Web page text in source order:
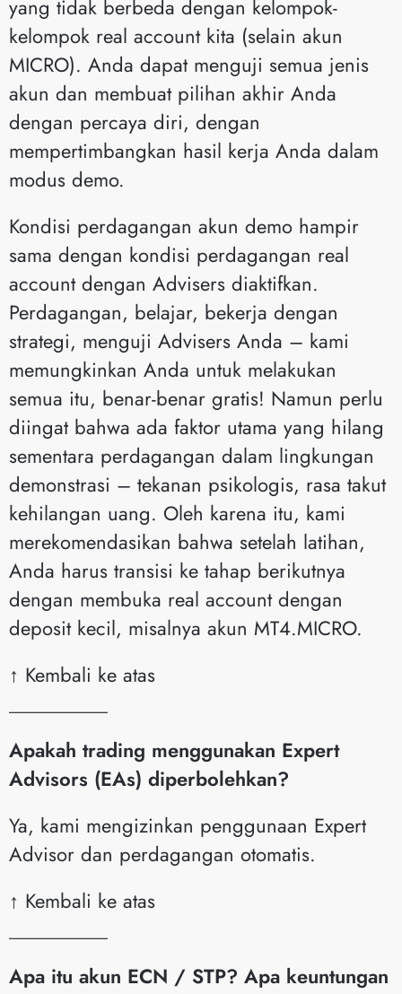
yang tidak berbeda dengan kelompok-
kelompok real account kita (selain akun
MICRO). Anda dapat menguji semua jenis
akun dan membuat pilihan akhir Anda
dengan percaya diri, dengan
mempertimbangkan hasil kerja Anda dalam
modus demo.
Kondisi perdagangan akun demo hampir
sama dengan kondisi perdagangan real
account dengan Advisers diaktifkan.
Perdagangan, belajar, bekerja dengan
strategi, menguji Advisers Anda – kami
memungkinkan Anda untuk melakukan
semua itu, benar-benar gratis! Namun perlu
diingat bahwa ada faktor utama yang hilang
sementara perdagangan dalam lingkungan
demonstrasi – tekanan psikologis, rasa takut
kehilangan uang. Oleh karena itu, kami
merekomendasikan bahwa setelah latihan,
Anda harus transisi ke tahap berikutnya
dengan membuka real account dengan
deposit kecil, misalnya akun MT4.MICRO.
↑ Kembali ke atas
Apakah trading menggunakan Expert
Advisors (EAs) diperbolehkan?
Ya, kami mengizinkan penggunaan Expert
Advisor dan perdagangan otomatis.
↑ Kembali ke atas
Apa itu akun ECN / STP? Apa keuntungan